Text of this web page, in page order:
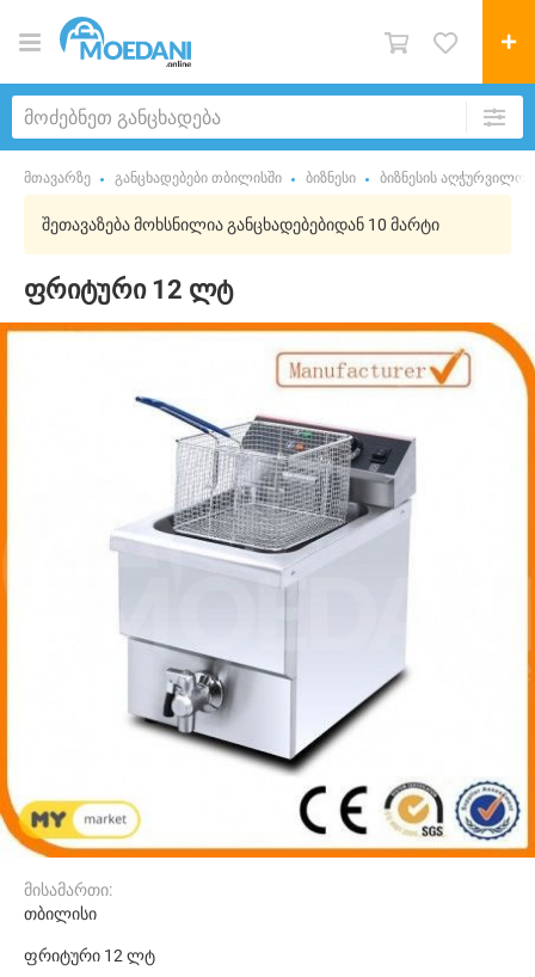
მთავარზე განცხადებები თბილისში ბიზნესი ბიზნესის
შეთავაზება მოხსნილია განცხადებებიდან 10 მარტი
ფრიტური 12 ლტ
მისამართი:
თბილისი
ფრიტური 12 ლტ